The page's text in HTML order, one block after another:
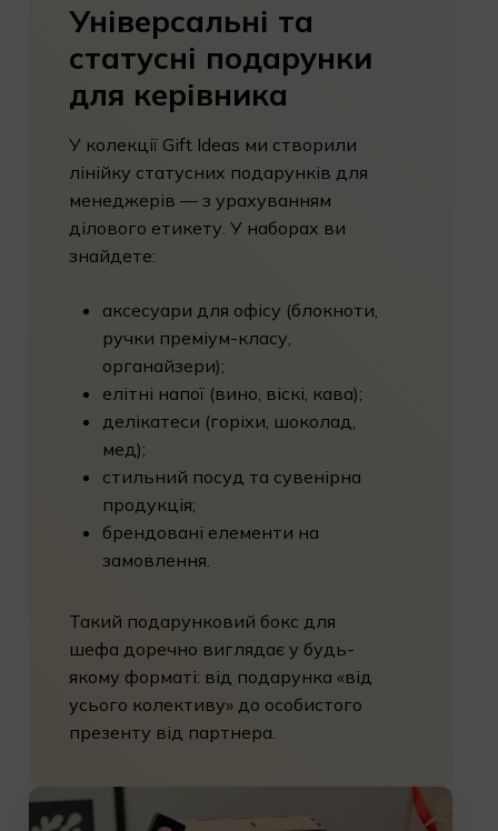
Універсальні та
статусні подарунки
для керівника
У колекції Gift Ideas ми створили
лінійку статусних подарунків для
менеджерів — з урахуванням
ділового етикету. У наборах ви
знайдете:
аксесуари для офісу (блокноти,
ручки преміум-класу,
органайзери);
елітні напої (вино, віскі, кава);
делікатеси (горіхи, шоколад,
мед);
стильний посуд та сувенірна
продукція;
брендовані елементи на
замовлення.
Такий подарунковий бокс для
шефа доречно виглядає у будь-
якому форматі: від подарунка «від
усього колективу» до особистого
презенту від партнера.